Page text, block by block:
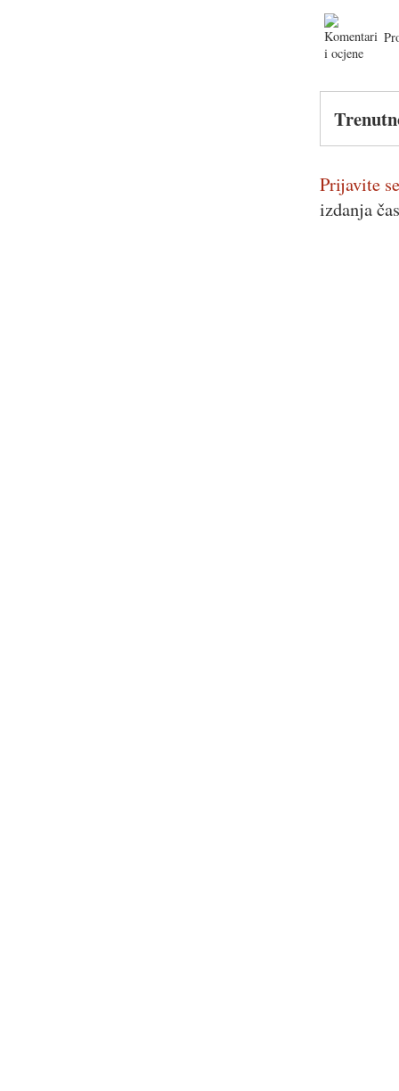
Prijavite
izdanja